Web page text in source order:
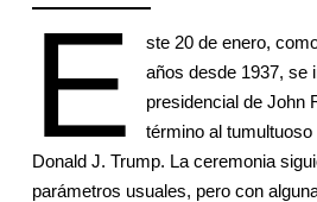
E
ste 20 de enero,
años desde 1937, se
presidencial de John
término al
Donald J. Trump. La ceremonia
parámetros usuales, pero con